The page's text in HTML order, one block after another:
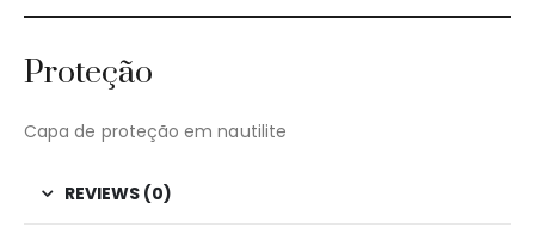
Proteção
Capa de proteção em nautilite
REVIEWS (0)